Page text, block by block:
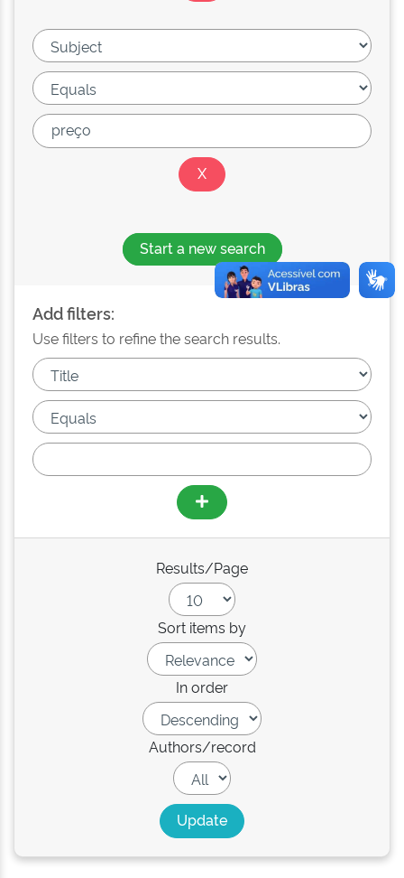
Start a new search
Add filters:
Use filters to refine the search results.
Results/Page
Sort items by
In order
Authors/record